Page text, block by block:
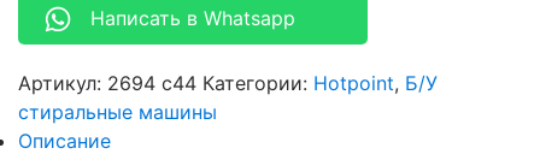
Написать в Whatsapp
Артикул: 2694 c44 Категории: Hotpoint, Б/У
стиральные машины
Описание